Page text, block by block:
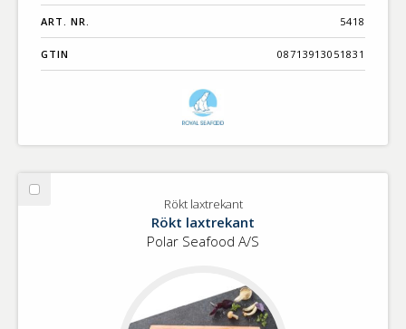
ART. NR. 5418
GTIN 08713913051831
Välj
Rökt laxtrekant
Rökt laxtrekant
Polar Seafood A/S